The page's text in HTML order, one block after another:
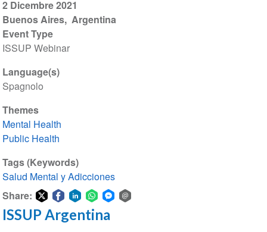
2 Dicembre 2021
Buenos Aires Argentina
Event Type
ISSUP Webinar
Language(s)
Spagnolo
Themes
Mental Health
Public Health
Tags (Keywords)
Salud Mental y Adicciones
Share:
ShareShareShareShareShare
ISSUP Argentina